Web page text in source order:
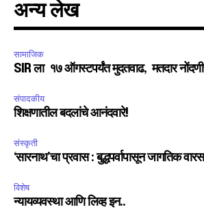
अन्य लेख
सामाजिक
SIR ला १७ ऑगस्टपर्यंत मुदतवाढ, मतदार
संपादकीय
शिक्षणातील बदलांचे आनंदवारे!
संस्कृती
‘सारनाथ’चा प्रवास : बुद्धपर्वापासून जागतिक
विशेष
न्यायव्यवस्था आणि लिव्ह इन..